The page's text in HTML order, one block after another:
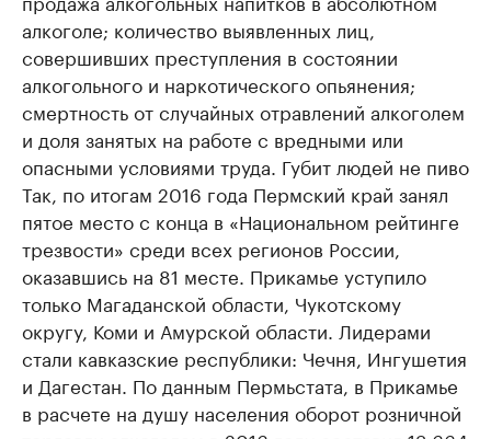
алкоголе; количество выявленных лиц,
совершивших преступления в состоянии
алкогольного и наркотического опьянения;
смертность от случайных отравлений алкоголем
и доля занятых на работе с вредными или
опасными условиями труда. Губит людей не пиво
Так, по итогам 2016 года Пермский край занял
пятое место с конца в «Национальном рейтинге
трезвости» среди всех регионов России,
оказавшись на 81 месте. Прикамье уступило
только Магаданской области, Чукотскому
округу, Коми и Амурской области. Лидерами
стали кавказские республики: Чечня, Ингушетия
и Дагестан. По данным Пермьстата, в Прикамье
в расчете на душу населения оборот розничной